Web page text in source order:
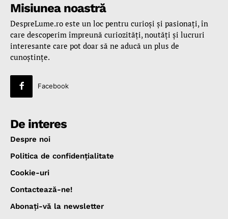
Misiunea noastră
DespreLume.ro este un loc pentru curioşi şi pasionaţi, în
care descoperim împreună curiozităţi, noutăţi şi lucruri
interesante care pot doar să ne aducă un plus de
cunoştinţe.
Facebook
De interes
Despre noi
Politica de confidenţialitate
Cookie-uri
Contactează-ne!
Abonaţi-vă la newsletter